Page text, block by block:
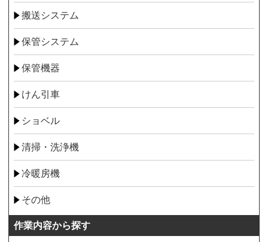
搬送システム
保管システム
保管機器
けん引車
ショベル
清掃・洗浄機
冷暖房機
その他
作業内容から探す